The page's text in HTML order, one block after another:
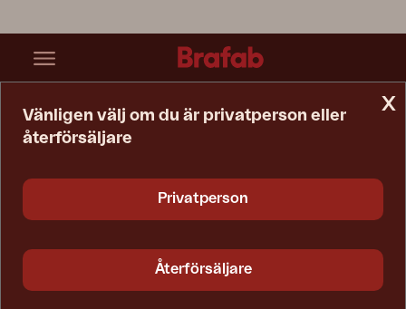
x
Vänligen välj om du är privatperson eller
återförsäljare
Privatperson
Återförsäljare